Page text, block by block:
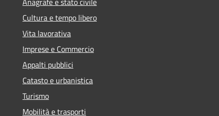
Cultura e tempo libero
Vita lavorativa
Imprese e Commercio
Appalti pubblici
Catasto e urbanistica
Turismo
Mobilità e trasporti